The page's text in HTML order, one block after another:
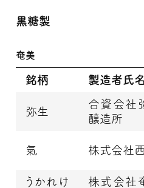
黒糖製
奄美
銘柄 製造者氏
弥生
合資会社
醸造所
氣 株式会社
うかれけ
株式会社